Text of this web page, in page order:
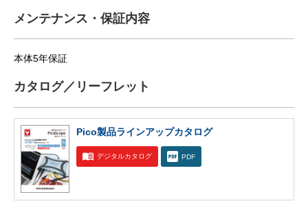
メンテナンス・保証内容
本体5年保証
カタログ／リーフレット
Pico製品ラインアップカタログ
デジタルカタログ PDF